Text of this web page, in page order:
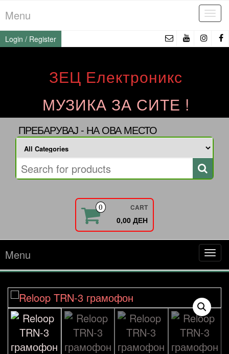
to
the
content
Menu
Login / Register
ЗЕЦ Електроникс
МУЗИКА ЗА СИТЕ !
ПРЕБАРУВАЈ - НА ОВА МЕСТО
0 CART
0,00 ДЕН
Menu